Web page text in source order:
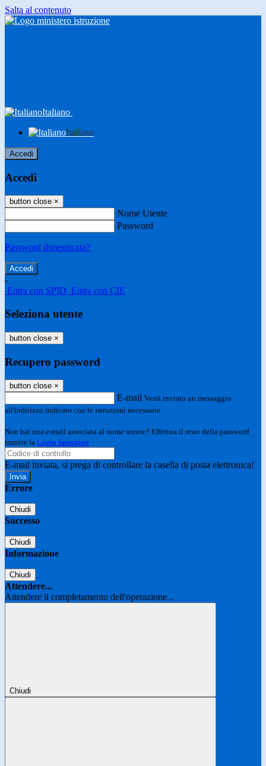
Salta al contenuto
Italiano
Italiano
Accedi
Accedi
button close ×
Nome Utente
Password
Password dimenticata?
-
Entra con SPID Entra con CIE
Seleziona utente
button close ×
Recupero password
button close ×
E-mail Verrà inviato un messaggio
all'indirizzo indicato con le istruzioni necessarie.
Non hai una e-mail associata al nome utente? Effettua il reset della password
tramite la Login Spaggiari
E-mail inviata, si prega di controllare la casella di posta elettronica!
Errore
Chiudi
Successo
Chiudi
Informazione
Chiudi
Attendere...
Attendere il completamento dell'operazione...
Chiudi